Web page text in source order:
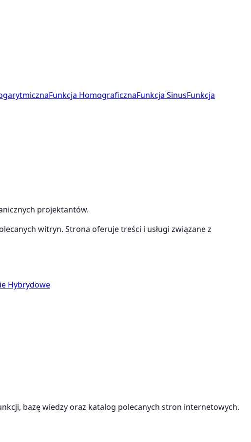
Funkcja HomograficznaFunkcja SinusFunkcja
projektantów.
witryn. Strona oferuje treści i usługi związane z
Hybrydowe
bazę wiedzy oraz katalog polecanych stron internetowych.